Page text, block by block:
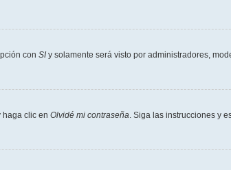
con SI y solamente será visto por administradores,
haga clic en Olvidé mi contraseña. Siga las instrucciones y